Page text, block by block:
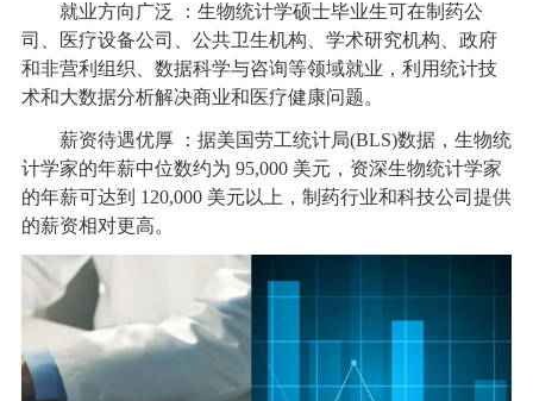
就业方向广泛 ：生物统计学硕士毕业生可在制药公
司、医疗设备公司、公共卫生机构、学术研究机构、政府
和非营利组织、数据科学与咨询等领域就业，利用统计技
术和大数据分析解决商业和医疗健康问题。
薪资待遇优厚 ：据美国劳工统计局(BLS)数据，生物统
计学家的年薪中位数约为 95,000 美元，资深生物统计学家
的年薪可达到 120,000 美元以上，制药行业和科技公司提供
的薪资相对更高。